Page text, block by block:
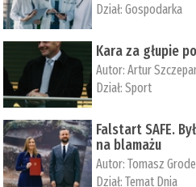
Dział:Gospodarka
Kara za głupie
Autor:Artur
Dział:Sport
Falstart SAFE.
na blamażu
Autor:Tomasz
Dział:Temat Dnia